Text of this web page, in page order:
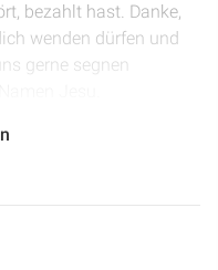
bezahlt hast. Danke,
wenden dürfen und
gerne segnen
4. Boas hat das Feld